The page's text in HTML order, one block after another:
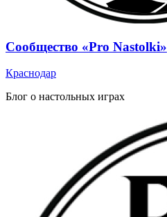
Сообщество «Pro Nastolki»
Краснодар
Блог о настольных играх